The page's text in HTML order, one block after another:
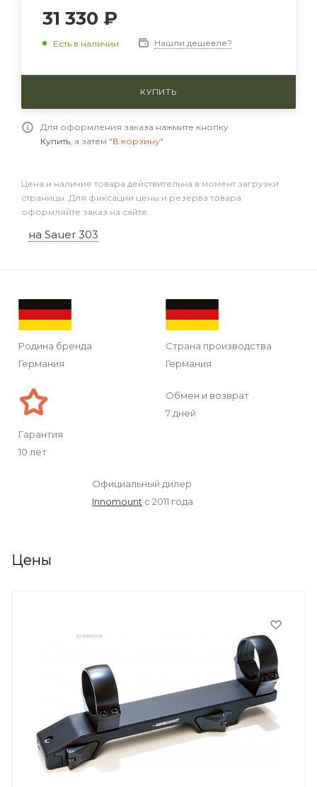
31 330 ₽
Есть в наличии Нашли дешевле?
КУПИТЬ
Для оформления заказа нажмите кнопку
Купить, а затем "В корзину"
Цена и наличие товара действительна в момент загрузки
страницы. Для фиксации цены и резерва товара
оформляйте заказ на сайте.
на Sauer 303
Родина бренда
Германия
Страна производства
Германия
Гарантия
10 лет
Обмен и возврат
7 дней
Официальный дилер
Innomount с 2011 года
Цены